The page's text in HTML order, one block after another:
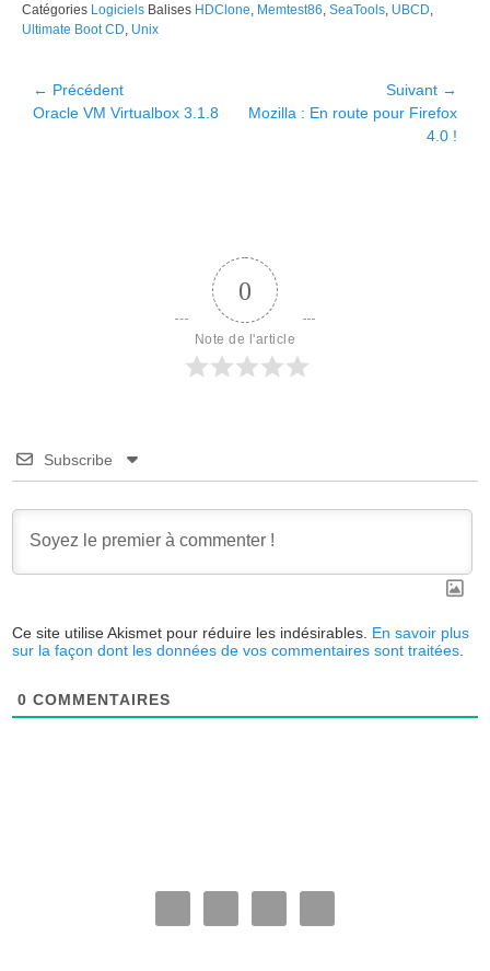
Catégories Logiciels Balises HDClone Memtest86 SeaTools UBCD
Ultimate Boot CD Unix
Navigation
de
← Précédent
Article
Oracle VM Virtualbox 3.1.8
Suivant →
Article
Mozilla : En route pour Firefox
4.0 !
0
Note de l'article
Subscribe
Ce site utilise Akismet pour réduire les indésirables. En savoir plus
sur la façon dont les données de vos commentaires sont traitées
0 COMMENTAIRES